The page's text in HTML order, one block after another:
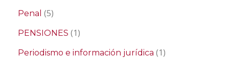
Penal (5)
PENSIONES (1)
Periodismo e información jurídica (1)